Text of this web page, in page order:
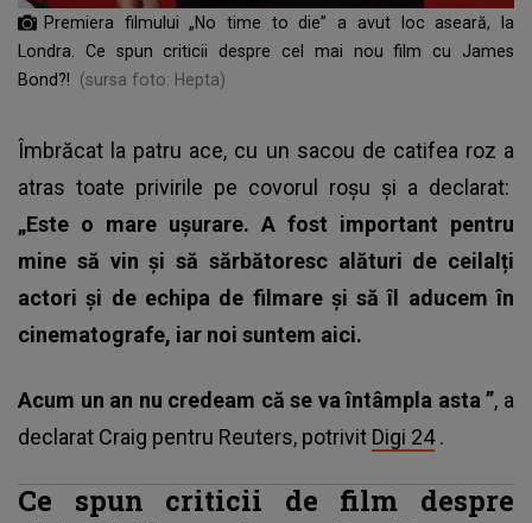
Premiera filmului „No time to die” a avut loc aseară, la
Londra. Ce spun criticii despre cel mai nou film cu James
Bond?!
(sursa foto: Hepta)
Îmbrăcat la patru ace, cu un sacou de catifea roz a
atras toate privirile pe covorul roșu și a declarat:
„Este o mare ușurare. A fost important pentru
mine să vin și să sărbătoresc alături de ceilalți
actori și de echipa de filmare și să îl aducem în
cinematografe, iar noi suntem aici.
Acum un an nu credeam că se va întâmpla asta ”, a
declarat Craig pentru Reuters, potrivit Digi 24.
Ce spun criticii de film despre